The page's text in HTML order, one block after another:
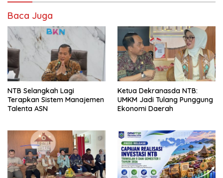
Baca Juga
NTB Selangkah Lagi
Terapkan Sistem Manajemen
Talenta ASN
Ketua Dekranasda NTB:
UMKM Jadi Tulang Punggung
Ekonomi Daerah